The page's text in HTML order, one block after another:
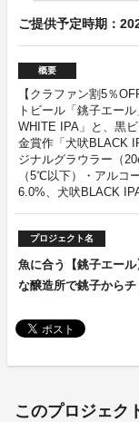
ご提供予定時期：
概要
【クラファン割5％
トビール「銚子エー
WHITE IPA」と、黒
金賞作「犬吠BLACK
ジナルグラウラー（
（5℃以下）・アルコ
6.0%、犬吠BLACK
プロジェクト名
魚に合う【銚子エー
な醸造所で銚子からチ
このプロジェク